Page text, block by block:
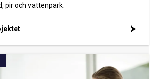
pir och vattenpark.